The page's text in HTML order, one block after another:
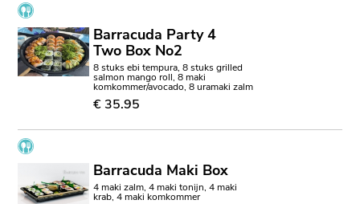
Barracuda Party 4
Two Box No2
8 stuks ebi tempura, 8 stuks grilled
salmon mango roll, 8 maki
komkommer/avocado, 8 uramaki zalm
€ 35.95
Barracuda Maki Box
4 maki zalm, 4 maki tonijn, 4 maki
krab, 4 maki komkommer